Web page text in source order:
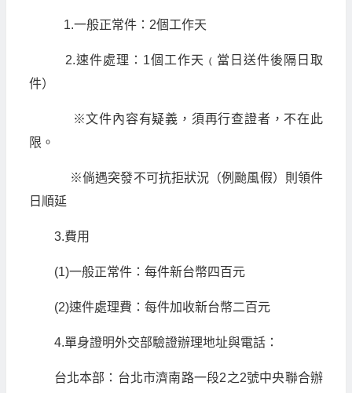
1.一般正常件：2個工作天
2.速件處理：1個工作天﹙當日送件後隔日取
件）
※文件內容有疑義，須再行查證者，不在此
限。
※倘遇突發不可抗拒狀況（例颱風假）則領件
日順延
3.費用
(1)一般正常件：每件新台幣四百元
(2)速件處理費：每件加收新台幣二百元
4.單身證明外交部驗證辦理地址與電話：
台北本部：台北市濟南路一段2之2號中央聯合辦